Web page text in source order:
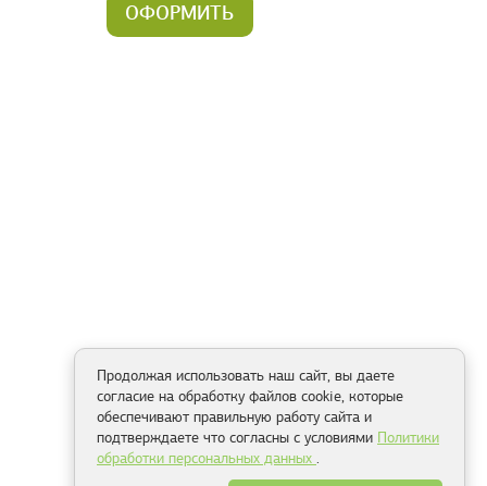
ОФОРМИТЬ
Продолжая использовать наш сайт, вы даете
согласие на обработку файлов cookie, которые
обеспечивают правильную работу сайта и
подтверждаете что согласны с условиями Политики
обработки персональных данных .